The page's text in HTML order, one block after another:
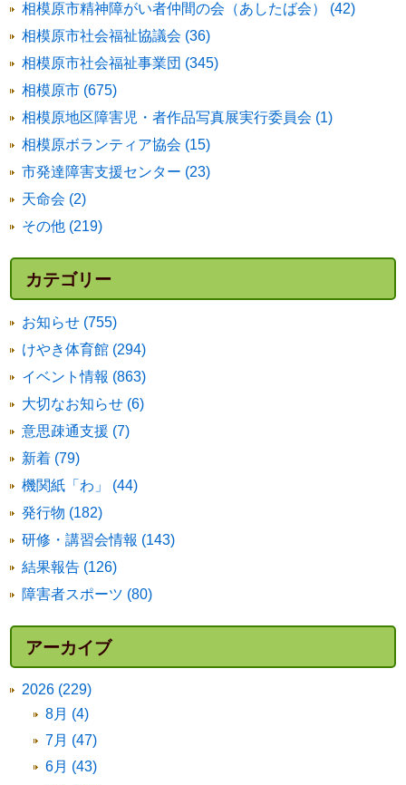
相模原市精神障がい者仲間の会（あしたば会） (42)
相模原市社会福祉協議会 (36)
相模原市社会福祉事業団 (345)
相模原市 (675)
相模原地区障害児・者作品写真展実行委員会 (1)
相模原ボランティア協会 (15)
市発達障害支援センター (23)
天命会 (2)
その他 (219)
カテゴリー
お知らせ (755)
けやき体育館 (294)
イベント情報 (863)
大切なお知らせ (6)
意思疎通支援 (7)
新着 (79)
機関紙「わ」 (44)
発行物 (182)
研修・講習会情報 (143)
結果報告 (126)
障害者スポーツ (80)
アーカイブ
2026 (229)
8月 (4)
7月 (47)
6月 (43)